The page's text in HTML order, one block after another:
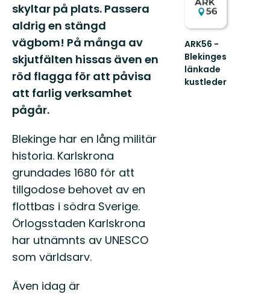
skyltar på plats. Passera
aldrig en stängd
vägbom! På många av
skjutfälten hissas även en
röd flagga för att påvisa
att farlig verksamhet
pågår.
Blekinge har en lång militär
historia. Karlskrona
grundades 1680 för att
tillgodose behovet av en
flottbas i södra Sverige.
Örlogsstaden Karlskrona
har utnämnts av UNESCO
som världsarv.
Även idag är
ARK56 -
Blekinges
länkade
kustleder